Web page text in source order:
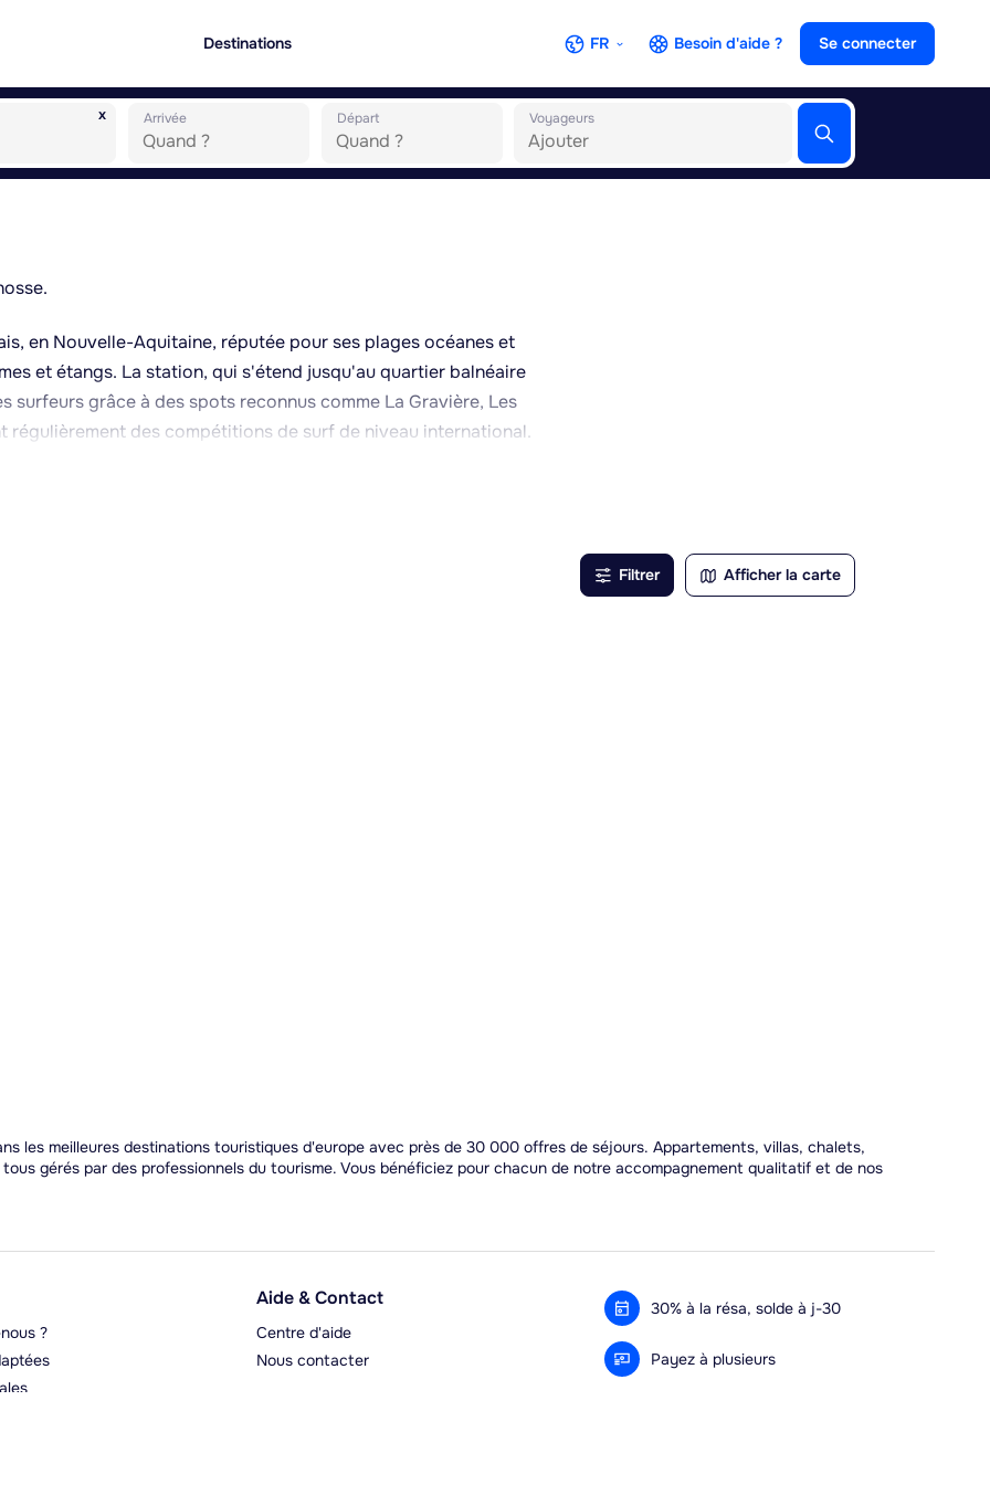
Destinations FR Besoin d'aide ? Se connecter
x Arrivée Départ Voyageurs
en Nouvelle-Aquitaine, réputée pour ses plages océanes et
et étangs. La station, qui s'étend jusqu'au quartier balnéaire
surfeurs grâce à des spots reconnus comme La Gravière, Les
régulièrement des compétitions de surf de niveau international.
pins et les étangs, notamment l'Étang Blanc, offrent des
amateurs toute l'année. Proche de Hossegor et de
dynamique mêlant sports nautiques, nature et
Filtrer Afficher la carte
les meilleures destinations touristiques d'europe avec près de 30 000 offres de séjours. Appartements, villas, chalets,
gérés par des professionnels du tourisme. Vous bénéficiez pour chacun de notre accompagnement qualitatif et de nos
?
Aide & Contact
Centre d'aide
Nous contacter
30% à la résa, solde à j-30
Payez à plusieurs